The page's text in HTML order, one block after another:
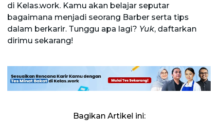
di Kelas.work. Kamu akan belajar seputar
bagaimana menjadi seorang Barber serta tips
dalam berkarir. Tunggu apa lagi? Yuk, daftarkan
dirimu sekarang!
Bagikan Artikel ini: